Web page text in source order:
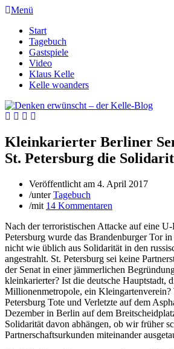
Menü
Start
Tagebuch
Gastspiele
Video
Klaus Kelle
Kelle woanders
Kleinkarierter Berliner
St. Petersburg die
Veröffentlicht am 4. April 2017
/unterTagebuch
/mit 14 Kommentaren
Nach der terroristischen Attacke auf eine
Petersburg wurde das Brandenburger Tor
nicht wie üblich aus Solidarität in den
angestrahlt. St. Petersburg sei keine
der Senat in einer jämmerlichen
kleinkarierter? Ist die deutsche Hauptstadt,
Millionenmetropole, ein Kleingartenverein?
Petersburg Tote und Verletzte auf dem
Dezember in Berlin auf dem
Solidarität davon abhängen, ob wir früher
Partnerschaftsurkunden miteinander